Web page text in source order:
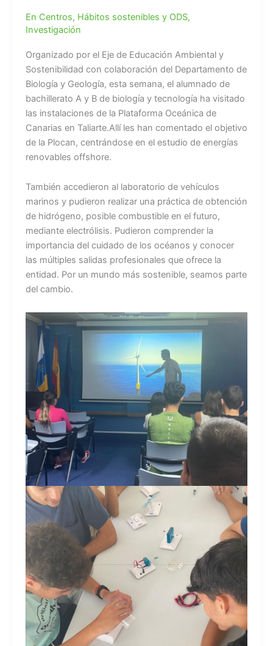
En Centros, Hábitos sostenibles y ODS,
Investigación
Organizado por el Eje de Educación Ambiental y
Sostenibilidad con colaboración del Departamento de
Biología y Geología, esta semana, el alumnado de
bachillerato A y B de biología y tecnología ha visitado
las instalaciones de la Plataforma Oceánica de
Canarias en Taliarte.Allí les han comentado el objetivo
de la Plocan, centrándose en el estudio de energías
renovables offshore.
También accedieron al laboratorio de vehículos
marinos y pudieron realizar una práctica de obtención
de hidrógeno, posible combustible en el futuro,
mediante electrólisis. Pudieron comprender la
importancia del cuidado de los océanos y conocer
las múltiples salidas profesionales que ofrece la
entidad. Por un mundo más sostenible, seamos parte
del cambio.